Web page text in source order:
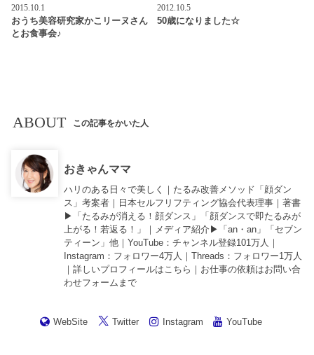
2015.10.1
おうち美容研究家かこリーヌさん
とお食事会♪
2012.10.5
50歳になりました☆
ABOUT この記事をかいた人
おきゃんママ
ハリのある日々で美しく｜たるみ改善メソッド「顔ダン
ス」考案者｜日本セルフリフティング協会代表理事｜著書
▶︎「 たるみが消える！顔ダンス 」「 顔ダンスで即たるみが
上がる！若返る！ 」｜メディア紹介▶︎「an・an」「セブン
ティーン」他｜YouTube ：チャンネル登録101万人｜
Instagram ：フォロワー4万人｜Threads ：フォロワー1万人
｜詳しいプロフィールはこちら ｜お仕事の依頼はお問い合
わせフォーム まで
WebSite Twitter Instagram YouTube